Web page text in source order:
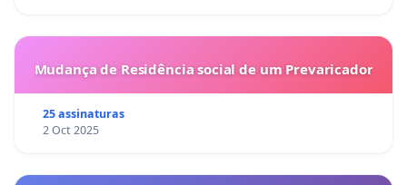
Mudança de Residência social de um Prevaricador
25 assinaturas
2 Oct 2025